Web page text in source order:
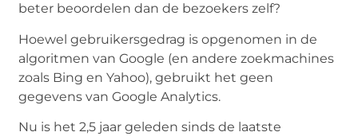
beter beoordelen dan de bezoekers zelf?
Hoewel gebruikersgedrag is opgenomen in de
algoritmen van Google (en andere zoekmachines
zoals Bing en Yahoo), gebruikt het geen
gegevens van Google Analytics.
Nu is het 2,5 jaar geleden sinds de laatste